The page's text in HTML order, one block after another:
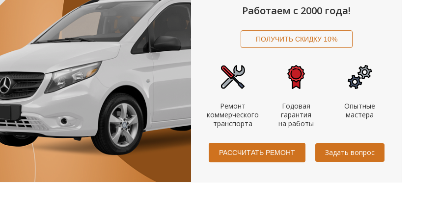
Работаем с 2000 года!
Ремонт
коммерческого
транспорта
Годовая
гарантия
на работы
Опытные
мастера
Задать вопрос